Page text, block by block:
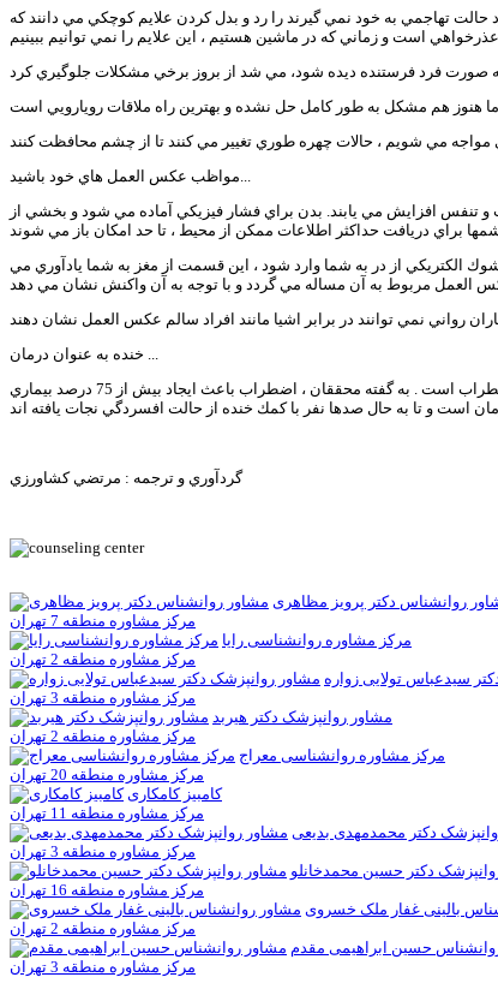
حالت تهاجمي به خود نمي گيرند را رد و بدل كردن علايم كوچكي مي دانند كه
تنفس افزايش مي يابند. بدن براي فشار فيزيكي آماده مي شود و بخشي از
الكتريكي از در به شما وارد شود ، اين قسمت از مغز به شما يادآوري مي
به گفته برخي محققان ، وقتي كه در حال خنده هستيم ، اكسيژن بيشتري دريافت مي كنيم كه باعث آرامش سريع شما مي شود. خنده يكي از بهترين روشهاي دور كردن اضطراب است . به گفته محققان ، اضطراب باعث ايجاد بيش از 75 درصد بيماري
گردآوري و ترجمه : مرتضي كشاورزي
روانشناس دکتر پرویز مظاهری
مرکز مشاوره منطقه 7 تهران
مرکز مشاوره روانشناسی رايا
مرکز مشاوره منطقه 2 تهران
سیدعباس تولایی زواره
مرکز مشاوره منطقه 3 تهران
مشاور روانپزشک دکتر هیربد
مرکز مشاوره منطقه 2 تهران
مرکز مشاوره روانشناسی معراج
مرکز مشاوره منطقه 20 تهران
کامبيز کامکاری
مرکز مشاوره منطقه 11 تهران
دکتر محمدمهدی بدیعی
مرکز مشاوره منطقه 3 تهران
دکتر حسین محمدخانلو
مرکز مشاوره منطقه 16 تهران
بالینی غفار ملک خسروی
مرکز مشاوره منطقه 2 تهران
حسین ابراهیمی مقدم
مرکز مشاوره منطقه 3 تهران